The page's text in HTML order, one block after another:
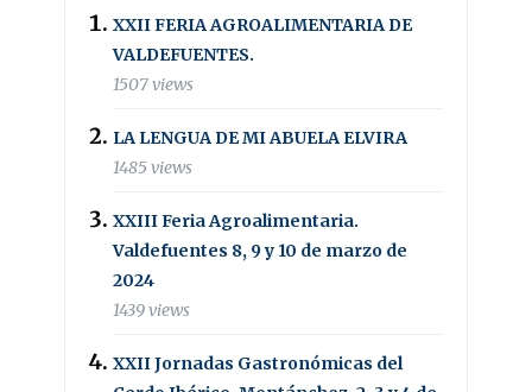
XXII FERIA AGROALIMENTARIA DE
VALDEFUENTES.
1507 views
LA LENGUA DE MI ABUELA ELVIRA
1485 views
XXIII Feria Agroalimentaria.
Valdefuentes 8, 9 y 10 de marzo de
2024
1439 views
XXII Jornadas Gastronómicas del